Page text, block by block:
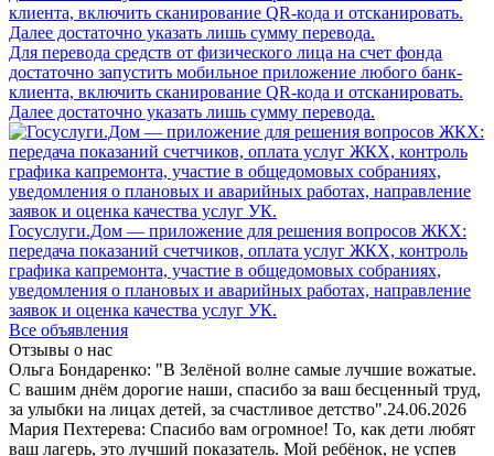
Для перевода средств от физического лица на счет фонда
достаточно запустить мобильное приложение любого банк-
клиента, включить сканирование QR-кода и отсканировать.
Далее достаточно указать лишь сумму перевода.
Госуслуги.Дом — приложение для решения вопросов ЖКХ:
передача показаний счетчиков, оплата услуг ЖКХ, контроль
графика капремонта, участие в общедомовых собраниях,
уведомления о плановых и аварийных работах, направление
заявок и оценка качества услуг УК.
Все объявления
Отзывы о нас
Ольга Бондаренко: "В Зелёной волне самые лучшие вожатые.
С вашим днём дорогие наши, спасибо за ваш бесценный труд,
за улыбки на лицах детей, за счастливое детство".24.06.2026
Мария Пехтерева: Спасибо вам огромное! То, как дети любят
ваш лагерь, это лучший показатель. Мой ребёнок, не успев